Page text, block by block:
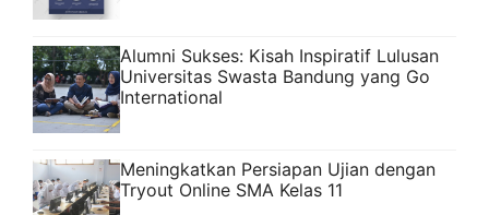
Alumni Sukses: Kisah Inspiratif Lulusan
Universitas Swasta Bandung yang Go
International
Meningkatkan Persiapan Ujian dengan
Tryout Online SMA Kelas 11